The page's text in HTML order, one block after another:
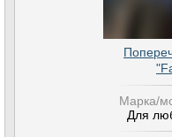
Марка/
Для